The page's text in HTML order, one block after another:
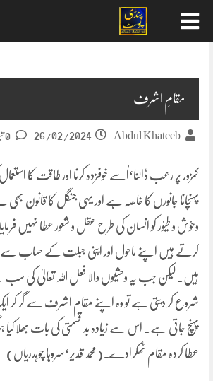
مقامِ اشرف
Abdul Khateeb
26/02/2024
کمزور پر رعب ڈالنا‘اُسے خوفزدہ کرنا اور طاقت کا
پہنچانا جانورں کا خاصہ ہے اور یہی جنگل کا قانون
وحوُش و طیوُر کو انسان کی طرح عقل و شعور عطا نہیں
کرتے ہیں اپنے ماحول اور اپنی جبلت کے حساب
ہیں۔ لیکن جب یہ وحشیوں والا فعل اللہ تعالیٰ کی سب
شروع کر دیتی ہے تو وہ اپنے مقام اشرف سے گر کر ایک
پہنچ جاتی ہے۔ اس سے زیادہ بد قسمتی کی بات بھلا کیا
عطا کردہ مقام ٹھکرادے۔(محمد قدیر‘سروہا چوہدریاں)